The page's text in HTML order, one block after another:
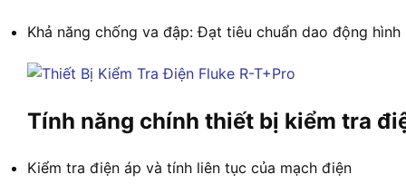
Khả năng chống va đập: Đạt tiêu chuẩn dao động hình
Tính năng chính thiết bị kiểm tra
Kiểm tra điện áp và tính liên tục của mạch điện